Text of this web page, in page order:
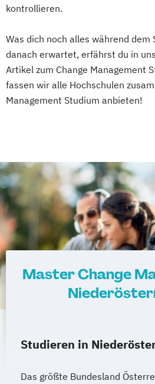
kontrollieren.
Was dich noch alles während dem
danach erwartet, erfährst du in
Artikel zum Change Management
fassen wir alle Hochschulen
Management Studium anbieten!
Master Change
Studieren in
Das größte Bundesland